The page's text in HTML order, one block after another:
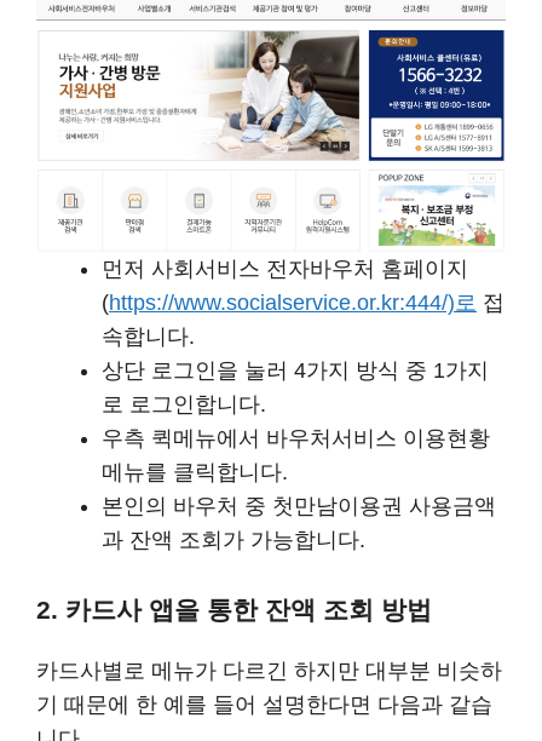
먼저 사회서비스 전자바우처 홈페이지
(https://www.socialservice.or.kr:444/)로 접
속합니다.
상단 로그인을 눌러 4가지 방식 중 1가지
로 로그인합니다.
우측 퀵메뉴에서 바우처서비스 이용현황
메뉴를 클릭합니다.
본인의 바우처 중 첫만남이용권 사용금액
과 잔액 조회가 가능합니다.
2. 카드사 앱을 통한 잔액 조회 방법
카드사별로 메뉴가 다르긴 하지만 대부분 비슷하
기 때문에 한 예를 들어 설명한다면 다음과 같습